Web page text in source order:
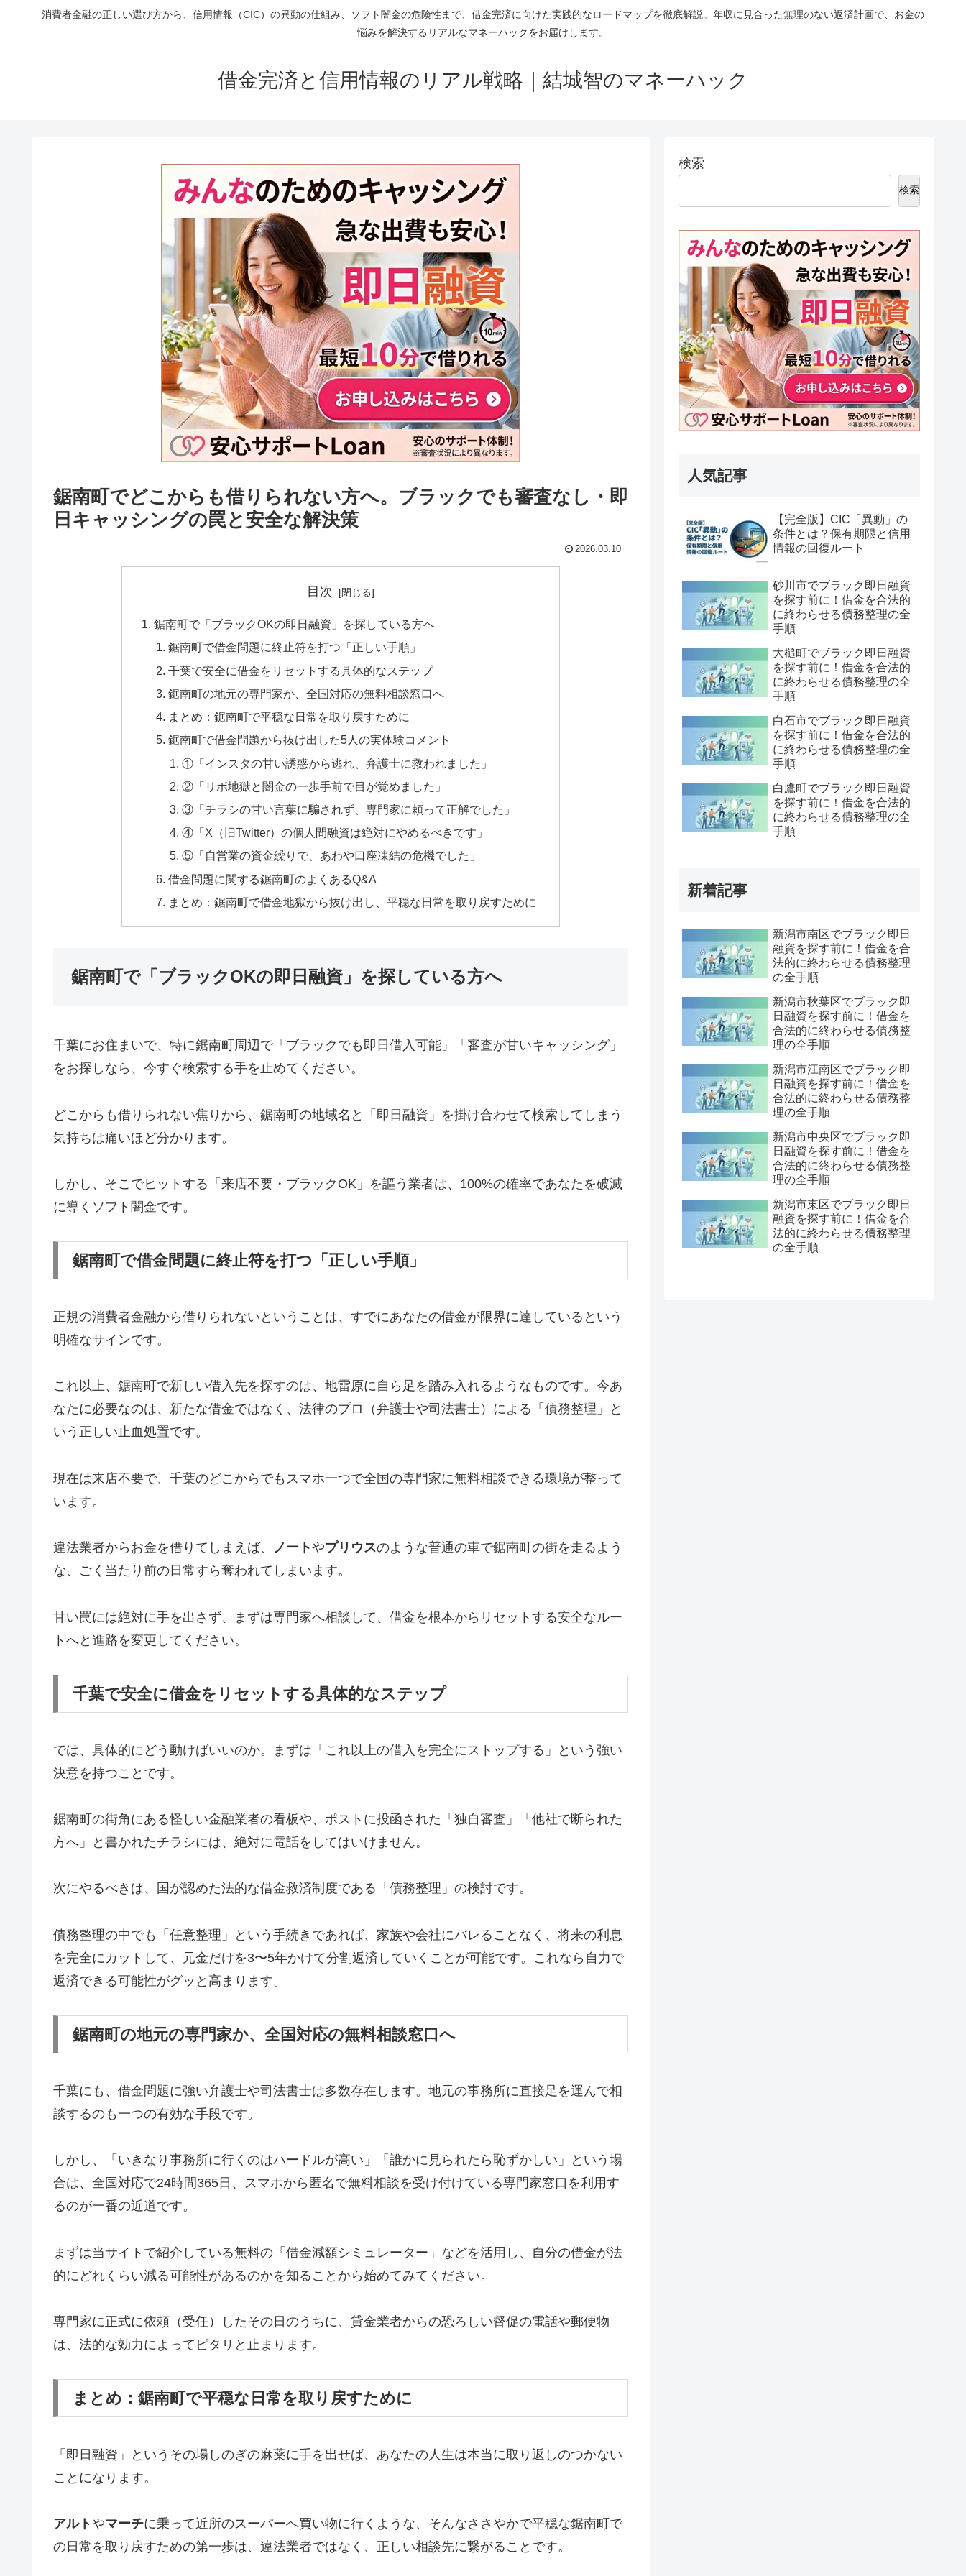
消費者金融の正しい選び方から、信用情報（CIC）の異動の仕組み、ソフト闇金の危険性まで、借金完済に向けた実践的なロードマップを徹底解説。年収に見合った無理のない返済計画で、お金の
悩みを解決するリアルなマネーハックをお届けします。
借金完済と信用情報のリアル戦略｜結城智のマネーハック
鋸南町でどこからも借りられない方へ。ブラックでも審査なし・即
日キャッシングの罠と安全な解決策
2026.03.10
目次
鋸南町で「ブラックOKの即日融資」を探している方へ
鋸南町で借金問題に終止符を打つ「正しい手順」
千葉で安全に借金をリセットする具体的なステップ
鋸南町の地元の専門家か、全国対応の無料相談窓口へ
まとめ：鋸南町で平穏な日常を取り戻すために
鋸南町で借金問題から抜け出した5人の実体験コメント
①「インスタの甘い誘惑から逃れ、弁護士に救われました」
②「リボ地獄と闇金の一歩手前で目が覚めました」
③「チラシの甘い言葉に騙されず、専門家に頼って正解でした」
④「X（旧Twitter）の個人間融資は絶対にやめるべきです」
⑤「自営業の資金繰りで、あわや口座凍結の危機でした」
借金問題に関する鋸南町のよくあるQ&A
まとめ：鋸南町で借金地獄から抜け出し、平穏な日常を取り戻すために
鋸南町で「ブラックOKの即日融資」を探している方へ
千葉にお住まいで、特に鋸南町周辺で「ブラックでも即日借入可能」「審査が甘いキャッシング」
をお探しなら、今すぐ検索する手を止めてください。
どこからも借りられない焦りから、鋸南町の地域名と「即日融資」を掛け合わせて検索してしまう
気持ちは痛いほど分かります。
しかし、そこでヒットする「来店不要・ブラックOK」を謳う業者は、100%の確率であなたを破滅
に導くソフト闇金です。
鋸南町で借金問題に終止符を打つ「正しい手順」
正規の消費者金融から借りられないということは、すでにあなたの借金が限界に達しているという
明確なサインです。
これ以上、鋸南町で新しい借入先を探すのは、地雷原に自ら足を踏み入れるようなものです。今あ
なたに必要なのは、新たな借金ではなく、法律のプロ（弁護士や司法書士）による「債務整理」と
いう正しい止血処置です。
現在は来店不要で、千葉のどこからでもスマホ一つで全国の専門家に無料相談できる環境が整って
います。
違法業者からお金を借りてしまえば、 ノートやプリウスのような普通の車で鋸南町の街を走るよう
な、ごく当たり前の日常すら奪われてしまいます。
甘い罠には絶対に手を出さず、まずは専門家へ相談して、借金を根本からリセットする安全なルー
トへと進路を変更してください。
千葉で安全に借金をリセットする具体的なステップ
では、具体的にどう動けばいいのか。まずは「これ以上の借入を完全にストップする」という強い
決意を持つことです。
鋸南町の街角にある怪しい金融業者の看板や、ポストに投函された「独自審査」「他社で断られた
方へ」と書かれたチラシには、絶対に電話をしてはいけません。
次にやるべきは、国が認めた法的な借金救済制度である「債務整理」の検討です。
債務整理の中でも「任意整理」という手続きであれば、家族や会社にバレることなく、将来の利息
を完全にカットして、元金だけを3〜5年かけて分割返済していくことが可能です。これなら自力で
返済できる可能性がグッと高まります。
鋸南町の地元の専門家か、全国対応の無料相談窓口へ
千葉にも、借金問題に強い弁護士や司法書士は多数存在します。地元の事務所に直接足を運んで相
談するのも一つの有効な手段です。
しかし、「いきなり事務所に行くのはハードルが高い」「誰かに見られたら恥ずかしい」という場
合は、全国対応で24時間365日、スマホから匿名で無料相談を受け付けている専門家窓口を利用す
るのが一番の近道です。
まずは当サイトで紹介している無料の「借金減額シミュレーター」などを活用し、自分の借金が法
的にどれくらい減る可能性があるのかを知ることから始めてみてください。
専門家に正式に依頼（受任）したその日のうちに、貸金業者からの恐ろしい督促の電話や郵便物
は、法的な効力によってピタリと止まります。
まとめ：鋸南町で平穏な日常を取り戻すために
「即日融資」というその場しのぎの麻薬に手を出せば、あなたの人生は本当に取り返しのつかない
ことになります。
アルトやマーチに乗って近所のスーパーへ買い物に行くような、そんなささやかで平穏な鋸南町で
の日常を取り戻すための第一歩は、違法業者ではなく、正しい相談先に繋がることです。
検索
検索
人気記事
【完全版】CIC「異動」の
条件とは？保有期限と信用
情報の回復ルート
砂川市でブラック即日融資
を探す前に！借金を合法的
に終わらせる債務整理の全
手順
大槌町でブラック即日融資
を探す前に！借金を合法的
に終わらせる債務整理の全
手順
白石市でブラック即日融資
を探す前に！借金を合法的
に終わらせる債務整理の全
手順
白鷹町でブラック即日融資
を探す前に！借金を合法的
に終わらせる債務整理の全
手順
新着記事
新潟市南区でブラック即日
融資を探す前に！借金を合
法的に終わらせる債務整理
の全手順
新潟市秋葉区でブラック即
日融資を探す前に！借金を
合法的に終わらせる債務整
理の全手順
新潟市江南区でブラック即
日融資を探す前に！借金を
合法的に終わらせる債務整
理の全手順
新潟市中央区でブラック即
日融資を探す前に！借金を
合法的に終わらせる債務整
理の全手順
新潟市東区でブラック即日
融資を探す前に！借金を合
法的に終わらせる債務整理
の全手順